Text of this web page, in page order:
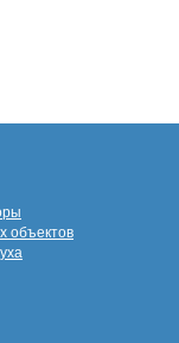
объектов